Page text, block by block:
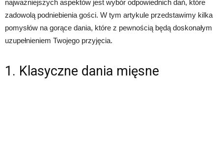
najważniejszych aspektów jest wybór odpowiednich dań, które
zadowolą podniebienia gości. W tym artykule przedstawimy kilka
pomysłów na gorące dania, które z pewnością będą doskonałym
uzupełnieniem Twojego przyjęcia.
1. Klasyczne dania mięsne